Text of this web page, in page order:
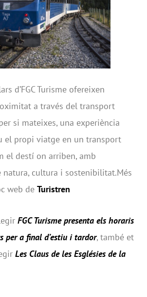
d’FGC Turisme ofereixen
a través del transport
si mateixes, una experiència
el propi viatge en un transport
el destí on arriben, amb
natura, cultura i sostenibilitat.Més
web de Turistren
FGC Turisme presenta els horaris
per a final d’estiu i tardor, també et
Les Claus de les Esglésies de la